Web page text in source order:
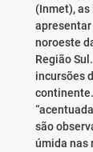
(Inmet),
apresentar
noroeste
Região
incursões
são
úmida nas